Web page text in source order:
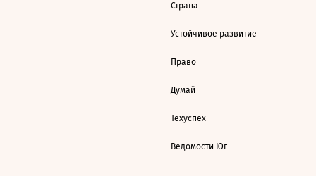
Страна
Устойчивое развитие
Право
Думай
Техуспех
Ведомости Юг